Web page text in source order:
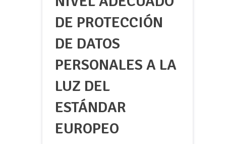
DE PROTECCIÓN
DE DATOS
PERSONALES A LA
LUZ DEL
ESTÁNDAR
EUROPEO